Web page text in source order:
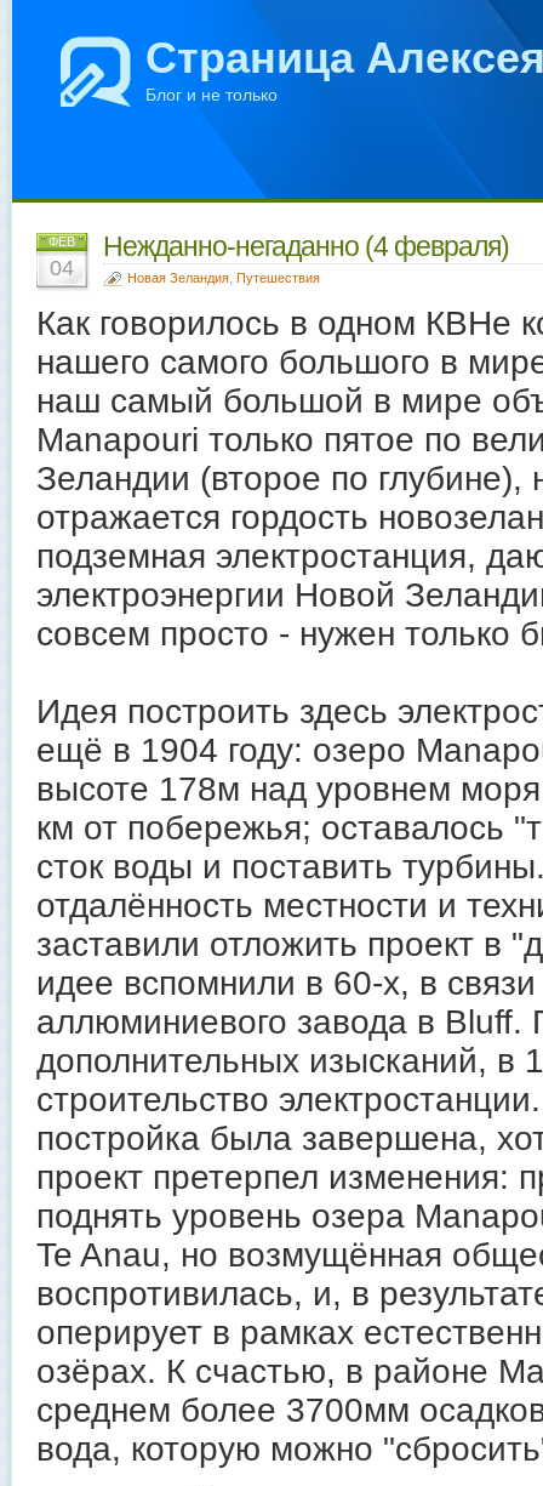
Страница
Блог и не только
ФЕВ
04
Нежданно-негаданно (4 февраля)
Новая Зеландия Путешествия
Как говорилось в одном КВНе
нашего самого большого в
наш самый большой в мире
Manapouri только пятое по
Зеландии (второе по глубине),
отражается гордость
подземная электростанция,
электроэнергии Новой
совсем просто - нужен только
Идея построить здесь
ещё в 1904 году: озеро
высоте 178м над уровнем
км от побережья; оставалось
сток воды и поставить
отдалённость местности и
заставили отложить проект в
идее вспомнили в 60-х, в
аллюминиевого завода в Bluff.
дополнительных изысканий, в
строительство
постройка была завершена,
проект претерпел изменения:
поднять уровень озера
Te Anau, но возмущённая
воспротивилась, и, в
оперирует в рамках
озёрах. К счастью, в районе
среднем более 3700мм
вода, которую можно